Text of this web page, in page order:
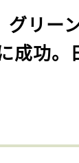
グリー
成功。